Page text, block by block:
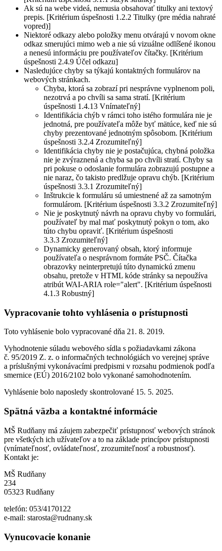
Ak sú na webe videá, nemusia obsahovať titulky ani textový
prepis. [Kritérium úspešnosti 1.2.2 Titulky (pre média nahraté
vopred)]
Niektoré odkazy alebo položky menu otvárajú v novom okne
odkaz smerujúci mimo web a nie sú vizuálne odlíšené ikonou
a nenesú informáciu pre používateľov čítačky. [Kritérium
úspešnosti 2.4.9 Účel odkazu]
Nasledujúce chyby sa týkajú kontaktných formulárov na
webových stránkach.
Chyba, ktorá sa zobrazí pri nesprávne vyplnenom poli,
nezotrvá a po chvíli sa sama stratí. [Kritérium
úspešnosti 1.4.13 Vnímateľný]
Identifikácia chýb v rámci toho istého formulára nie je
jednotná, pre používateľa môže byť mätúce, keď nie sú
chyby prezentované jednotným spôsobom. [Kritérium
úspešnosti 3.2.4 Zrozumiteľný]
Identifikácia chyby nie je postačujúca, chybná položka
nie je zvýraznená a chyba sa po chvíli stratí. Chyby sa
pri pokuse o odoslanie formulára zobrazujú postupne a
nie naraz, čo takisto predlžuje opravu chýb. [Kritérium
úspešnosti 3.3.1 Zrozumiteľný]
Inštrukcie k formuláru sú umiestnené až za samotným
formulárom. [Kritérium úspešnosti 3.3.2 Zrozumiteľný]
Nie je poskytnutý návrh na opravu chyby vo formulári,
používateľ by mal mať poskytnutý pokyn o tom, ako
túto chybu opraviť. [Kritérium úspešnosti
3.3.3 Zrozumiteľný]
Dynamicky generovaný obsah, ktorý informuje
používateľa o nesprávnom formáte PSČ. Čítačka
obrazovky neinterpretujú túto dynamickú zmenu
obsahu, pretože v HTML kóde stránky sa nepoužíva
atribút WAI-ARIA role="alert". [Kritérium úspešnosti
4.1.3 Robustný]
Vypracovanie tohto vyhlásenia o prístupnosti
Toto vyhlásenie bolo vypracované dňa 21. 8. 2019.
Vyhodnotenie súladu webového sídla s požiadavkami zákona
č. 95/2019 Z. z. o informačných technológiách vo verejnej správe
a príslušnými vykonávacími predpismi v rozsahu podmienok podľa
smernice (EÚ) 2016/2102 bolo vykonané samohodnotením.
Vyhlásenie bolo naposledy skontrolované 15. 5. 2025.
Spätná väzba a kontaktné informácie
MŠ Rudňany má záujem zabezpečiť prístupnosť webových stránok
pre všetkých ich užívateľov a to na základe princípov prístupnosti
(vnímateľnosť, ovládateľnosť, zrozumiteľnosť a robustnosť).
Kontakt je:
MŠ Rudňany
234
05323 Rudňany
telefón: 053/4170122
e-mail: starosta@rudnany.sk
Vynucovacie konanie